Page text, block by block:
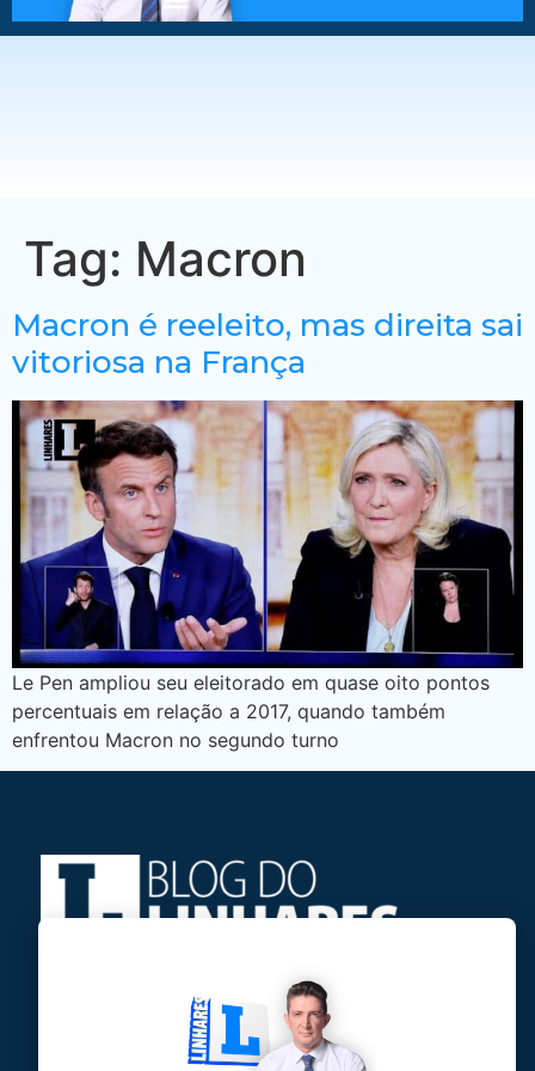
Tag: Macron
Macron é reeleito, mas direita sai
vitoriosa na França
Le Pen ampliou seu eleitorado em quase oito pontos
percentuais em relação a 2017, quando também
enfrentou Macron no segundo turno
Jose Linhares Jr é maranhense.
Formado em Jornalismo, estudou filosofia